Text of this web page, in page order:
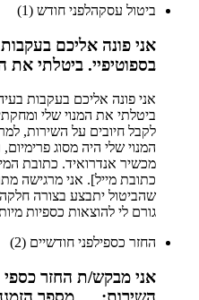
ביטול עסקהלפני חודש (1)
אני פונה אליכם
בספוטיפיי. ביטלתי את
אני פונה אליכם בעקבות
ביטלתי את המנוי שלי
לקבל חיובים על השירות,
המנוי שלי היה מסוג
מכשיר אנדרואיד. כתובת
כתובת מייל]. אני מרגישה
שהביטול יתבצע בצורה חלקה
גורם לי להוצאות כספיות
החזר כספילפני חודשיים (2)
אני מבקש/ת החזר